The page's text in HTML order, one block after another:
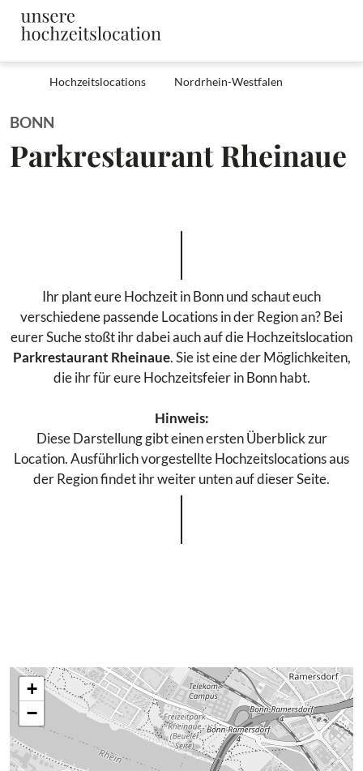
Hochzeitslocations Nordrhein-Westfalen
BONN
Parkrestaurant Rheinaue
Ihr plant eure Hochzeit in Bonn und schaut euch
verschiedene passende Locations in der Region an? Bei
eurer Suche stoßt ihr dabei auch auf die Hochzeitslocation
Parkrestaurant Rheinaue. Sie ist eine der Möglichkeiten,
die ihr für eure Hochzeitsfeier in Bonn habt.
Hinweis:
Diese Darstellung gibt einen ersten Überblick zur
Location. Ausführlich vorgestellte Hochzeitslocations aus
der Region findet ihr weiter unten auf dieser Seite.
+
−